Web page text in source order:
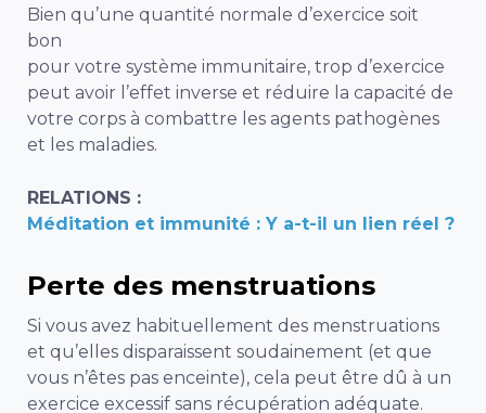
Bien qu’une quantité normale d’exercice soit
bon
pour votre système immunitaire, trop d’exercice
peut avoir l’effet inverse et réduire la capacité de
votre corps à combattre les agents pathogènes
et les maladies.
RELATIONS :
Méditation et immunité : Y a-t-il un lien réel ?
Perte des menstruations
Si vous avez habituellement des menstruations
et qu’elles disparaissent soudainement (et que
vous n’êtes pas enceinte), cela peut être dû à un
exercice excessif sans récupération adéquate.